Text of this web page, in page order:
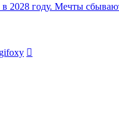
2028 году. Мечты